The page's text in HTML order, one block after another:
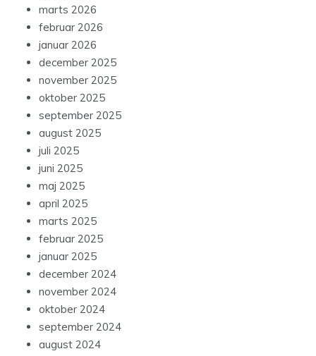
marts 2026
februar 2026
januar 2026
december 2025
november 2025
oktober 2025
september 2025
august 2025
juli 2025
juni 2025
maj 2025
april 2025
marts 2025
februar 2025
januar 2025
december 2024
november 2024
oktober 2024
september 2024
august 2024